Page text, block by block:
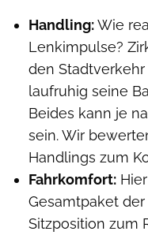
Handling:Wie
Lenkimpulse?
den
laufruhig seine
Beides kann je
sein. Wir
Handlings zum
Fahrkomfort:
Gesamtpaket der
Sitzposition zum